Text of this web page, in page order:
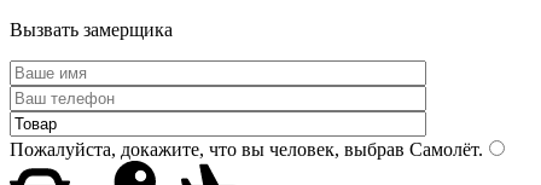
Вызвать замерщика
Пожалуйста, докажите, что вы человек, выбрав Самолёт.